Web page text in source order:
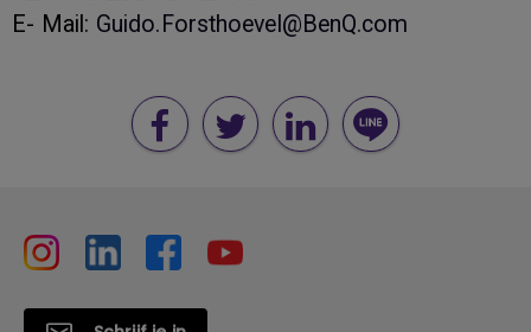
E- Mail: Guido.Forsthoevel@BenQ.com